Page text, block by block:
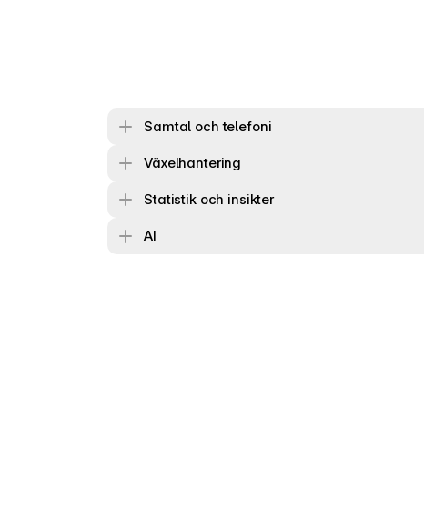
Samtal och telefoni
Växelhantering
Statistik och insikter
AI